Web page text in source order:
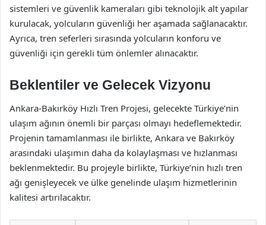
sistemleri ve güvenlik kameraları gibi teknolojik alt yapılar
kurulacak, yolcuların güvenliği her aşamada sağlanacaktır.
Ayrıca, tren seferleri sırasında yolcuların konforu ve
güvenliği için gerekli tüm önlemler alınacaktır.
Beklentiler ve Gelecek Vizyonu
Ankara-Bakırköy Hızlı Tren Projesi, gelecekte Türkiye’nin
ulaşım ağının önemli bir parçası olmayı hedeflemektedir.
Projenin tamamlanması ile birlikte, Ankara ve Bakırköy
arasındaki ulaşımın daha da kolaylaşması ve hızlanması
beklenmektedir. Bu projeyle birlikte, Türkiye’nin hızlı tren
ağı genişleyecek ve ülke genelinde ulaşım hizmetlerinin
kalitesi artırılacaktır.